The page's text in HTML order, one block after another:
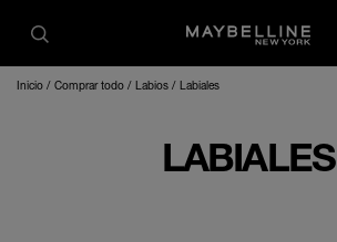
Inicio Comprar todo Labios Labiales
LABIALES